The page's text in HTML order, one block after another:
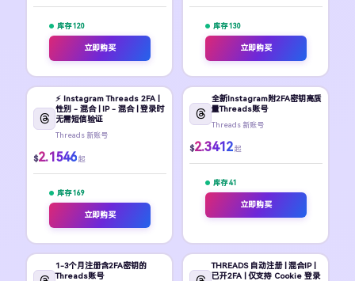
库存 120
立即购买
库存 130
立即购买
⚡️ Instagram Threads 2FA |
性别 - 混合 | IP - 混合 | 登录时
无需短信验证
Threads 新账号
$2.1546 起
库存 169
立即购买
全新Instagram附2FA密钥高质
量Threads账号
Threads 新账号
$2.3412 起
库存 41
立即购买
1-3个月注册含2FA密钥的
Threads账号
THREADS 自动注册 | 混合IP |
已开2FA | 仅支持 Cookie 登录